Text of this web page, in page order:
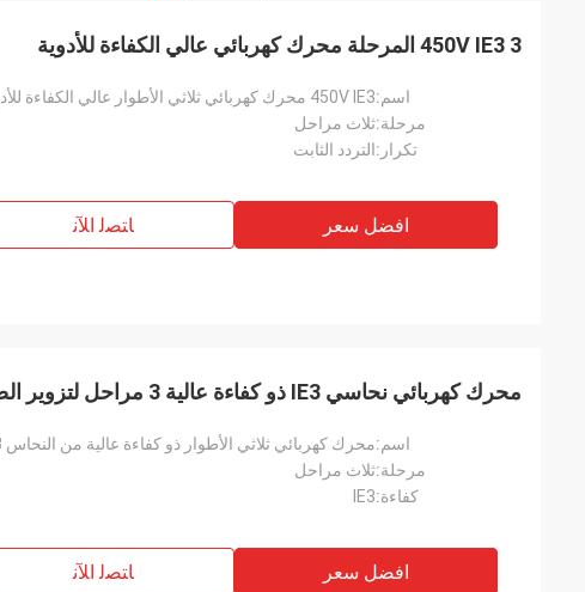
450V IE3 3 المرحلة محرك كهربائي عالي الكفاءة للأدوية
اسم:450V IE3 محرك كهربائي ثلاثي الأطوار عالي الكفاءة للأدوية
مرحلة:ثلاث مراحل
تكرار:التردد الثابت
افضل سعر ﺎﺘﺼﻟ ﺍﻶﻧ
محرك كهربائي نحاسي IE3 ذو كفاءة عالية 3 مراحل لتزوير الصحافة
اسم:محرك كهربائي ثلاثي الأطوار ذو كفاءة عالية من النحاس IE3 لتزوير الصحافة
مرحلة:ثلاث مراحل
كفاءة:IE3
افضل سعر ﺎﺘﺼﻟ ﺍﻶﻧ